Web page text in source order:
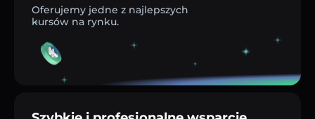
Oferujemy jedne z najlepszych
kursów na rynku.